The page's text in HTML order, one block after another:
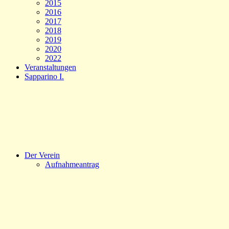
2015
2016
2017
2018
2019
2020
2022
Veranstaltungen
Sapparino I.
Der Verein
Aufnahmeantrag